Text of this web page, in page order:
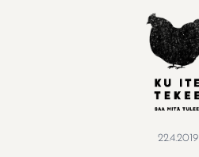
22.4.2019